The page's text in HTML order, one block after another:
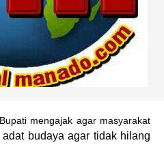
mengajak agar masyarakat
adat budaya agar tidak hilang